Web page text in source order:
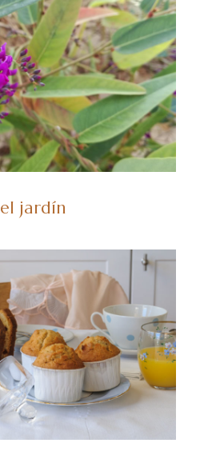
el jardín